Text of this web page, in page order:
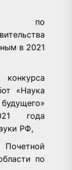
по
в 2021
конкурса
«Наука
года
РФ,
по